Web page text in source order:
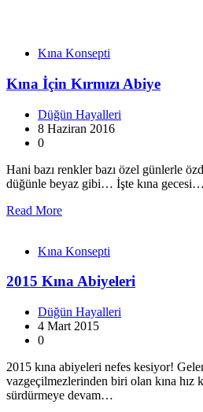
Kına Konsepti
Kına İçin Kırmızı Abiye
Düğün Hayalleri
8 Haziran 2016
0
Hani bazı renkler bazı özel günlerle
düğünle beyaz gibi… İşte kına gecesi…
Read More
Kına Konsepti
2015 Kına Abiyeleri
Düğün Hayalleri
4 Mart 2015
0
2015 kına abiyeleri nefes kesiyor!
vazgeçilmezlerinden biri olan kına hız
sürdürmeye devam…